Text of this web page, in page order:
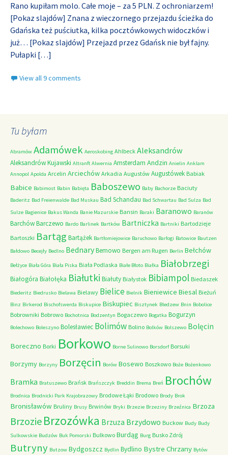
Rano kupiłam molo. Całe moje – za 5 PLN. Z ochroniarzem!
[Pokaz slajdów] Znana z wieczornego przejazdu ścieżka do
Gdańska też puściutka, kilka pocztówkowych widoczków i
już… [Pokaz slajdów] Przejazd przez Gdańsk nie był fajny.
Pułapki […]
View all 9 comments
Tu byłam
Abramów Adamówek Aeroskobing Ahlbeck Aleksandrów
Aleksandrów Kujawski Altranft Alwernia Amsterdam Andzin Anielin Anklam
Annopol Apolda Arcelin Arciechów Arkadia Augustów Augustówek Babiak
Babice Babimost Babin Babięta Baboszewo Baby Bachorze Baciuty
Baderitz Bad Freienwalde Bad Muskau Bad Schandau Bad Schwartau Bad Sulza Bad
Sulze Bagienice Bakus Wanda Banie Mazurskie Bansin Baraki Baranowo Baranów
BarchówBarczewo Bardo Barlinek Bartków Bartniczka Bartniki Bartodzieje
Bartoszki Bartąg Bartążek Bartłomiejowice Baruchowo Barłogi Batowice Bautzen
Bałdowo Becejły Bedlno BednaryBemowo Bergen am Rugen Berlin Bełchów
Bełżyce Biała Góra Biała Piska Biała Podlaska Białe Błoto Białka Białobrzegi
Białogóra Białołęka Białutki Białuty Białystok Bibiampol Biedaszek
Biederitz Biedrusko Bielawa Bielawy Bielice Bielnik Bieniewice Biesal Bieżuń
Binz Birkerod Bischofswerda Biskupice Biskupiec Bisztynek Bledzew Bnin Bobolice
Bobrowniki Bobrowo Bochotnica Bodzentyn Bogaczewo Bogatka Bogurzyn
Bolechowo Boleszyno Bolesławiec Bolimów Bolino Bolków Bolszewo Bolęcin
Boreczno Borki Borkowo Borne Sulinowo Borsdorf Borsuki
Borzymy Borzyny Borzęcin Borów Bosewo Boszkowo Boże Bożenkowo
Bramka Bratuszewo Brańsk Brańszczyk Breddin Brema Breń Brochów
Brodnica Brodnicki Park Krajobrazowy Brodowe Łąki Brodowo Brody Brok
Bronisławów Bruliny Brusy Brwinów Bryki Brzezie Brzeziny Brzeźnica Brzoza
Brzozie Brzozówka Brzuza Brzydowo Buckow Budy Budy
Sulkowskie Budzów Buk Pomorski Bulkowo Burdąg Burg Busko Zdrój
Butryny Butzow Bydgoszcz Bydlin Bydlino Bystre Chrzany Bytów